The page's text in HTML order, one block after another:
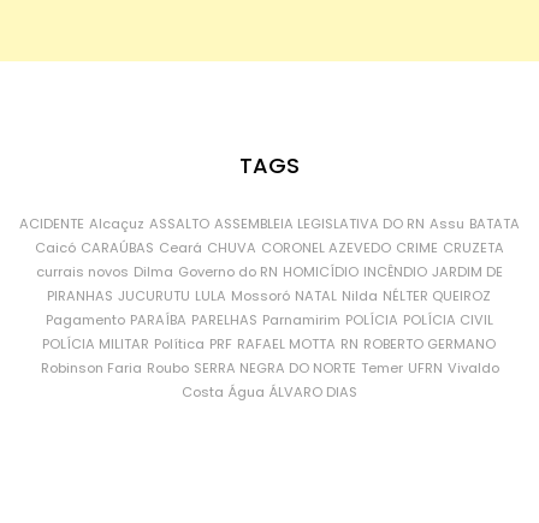
TAGS
ACIDENTE Alcaçuz ASSALTO ASSEMBLEIA LEGISLATIVA DO RN Assu BATATA
Caicó CARAÚBAS Ceará CHUVA CORONEL AZEVEDO CRIME CRUZETA
currais novos Dilma Governo do RN HOMICÍDIO INCÊNDIO JARDIM DE
PIRANHAS JUCURUTU LULA Mossoró NATAL Nilda NÉLTER QUEIROZ
Pagamento PARAÍBA PARELHAS Parnamirim POLÍCIA POLÍCIA CIVIL
POLÍCIA MILITAR Política PRF RAFAEL MOTTA RN ROBERTO GERMANO
Robinson Faria Roubo SERRA NEGRA DO NORTE Temer UFRN Vivaldo
Costa Água ÁLVARO DIAS